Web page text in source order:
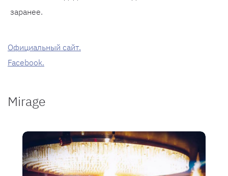
заранее.
Официальный сайт.
Facebook.
Mirage